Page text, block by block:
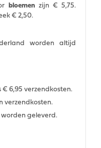
bloemenzijn € 5,75.
€ 2,50.
worden altijd
€ 6,95 verzendkosten.
verzendkosten.
worden geleverd.